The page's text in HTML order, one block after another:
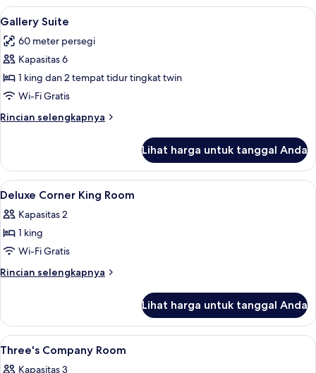
King
Lihat
semua
foto
untuk
Gallery
Suite
Brankas, meja kerja, setrika/meja
5
Gallery Suite
60 meter persegi
Kapasitas 6
1 king dan 2 tempat tidur tingkat twin
Wi-Fi Gratis
Rincian selengkapnya
Rincian
Gallery
Suite
Lihat harga untuk tanggal Anda
Lihat
semua
foto
untuk
Deluxe
Corner
Brankas, meja kerja, setrika/meja
3
Deluxe Corner King Room
Kapasitas 2
1 king
Wi-Fi Gratis
Rincian selengkapnya
Rincian
Deluxe
Corner
King
Lihat harga untuk tanggal Anda
Lihat
semua
Brankas, meja kerja, setrika/meja
5
Three's Company Room
Kapasitas 3